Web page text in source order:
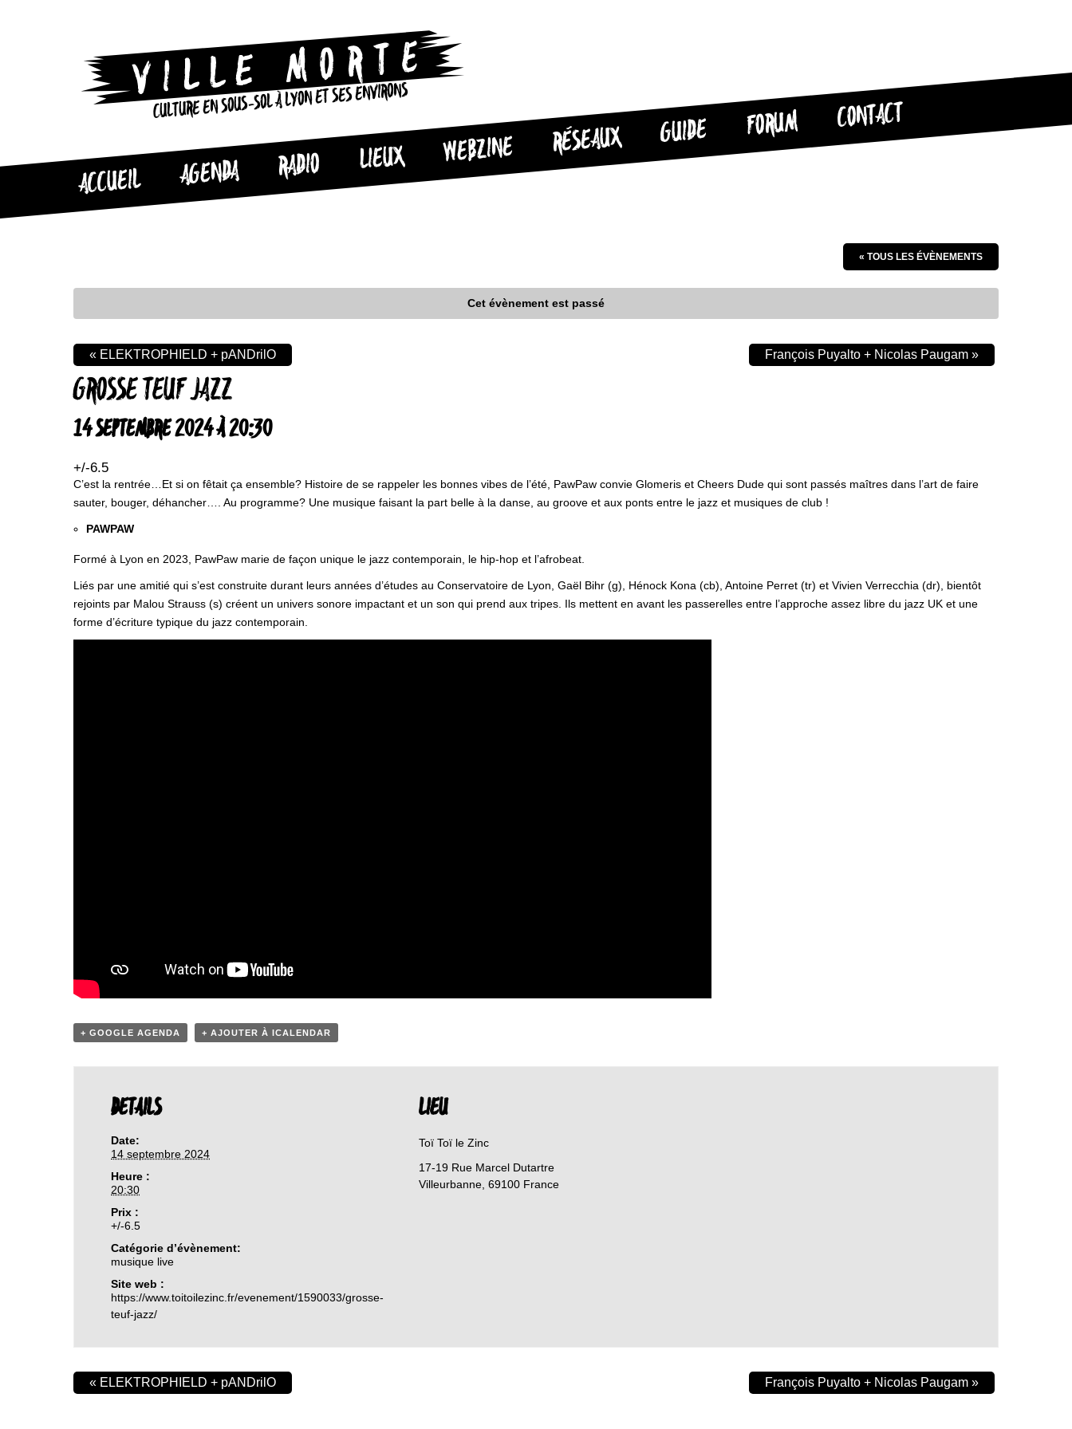
CULTURE EN SOUS-SOL À LYON ET SES ENVIRONS
ACCUEIL AGENDA RADIO LIEUX WEBZINE RÉSEAUX GUIDE FORUM CONTACT
« TOUS LES ÉVÈNEMENTS
Cet évènement est passé
GROSSE TEUF JAZZ
14 SEPTEMBRE 2024 À 20:30
+/-6.5
« ELEKTROPHIELD + pANDrilO François Puyalto + Nicolas Paugam »
C’est la rentrée…Et si on fêtait ça ensemble? Histoire de se rappeler les bonnes vibes de l’été, PawPaw convie Glomeris et Cheers Dude qui sont passés maîtres dans l’art de faire
sauter, bouger, déhancher…. Au programme? Une musique faisant la part belle à la danse, au groove et aux ponts entre le jazz et musiques de club !
PAWPAW
Formé à Lyon en 2023, PawPaw marie de façon unique le jazz contemporain, le hip-hop et l’afrobeat.
Liés par une amitié qui s’est construite durant leurs années d’études au Conservatoire de Lyon, Gaël Bihr (g), Hénock Kona (cb), Antoine Perret (tr) et Vivien Verrecchia (dr), bientôt
rejoints par Malou Strauss (s) créent un univers sonore impactant et un son qui prend aux tripes. Ils mettent en avant les passerelles entre l’approche assez libre du jazz UK et une
forme d’écriture typique du jazz contemporain.
+ GOOGLE AGENDA + AJOUTER À ICALENDAR
DETAILS
Date:
14 septembre 2024
Heure :
20:30
Prix :
+/-6.5
Catégorie d’évènement:
musique live
Site web :
https://www.toitoilezinc.fr/evenement/1590033/grosse-
teuf-jazz/
LIEU
Toï Toï le Zinc
17-19 Rue Marcel Dutartre
Villeurbanne 69100 France
« ELEKTROPHIELD + pANDrilO François Puyalto + Nicolas Paugam »